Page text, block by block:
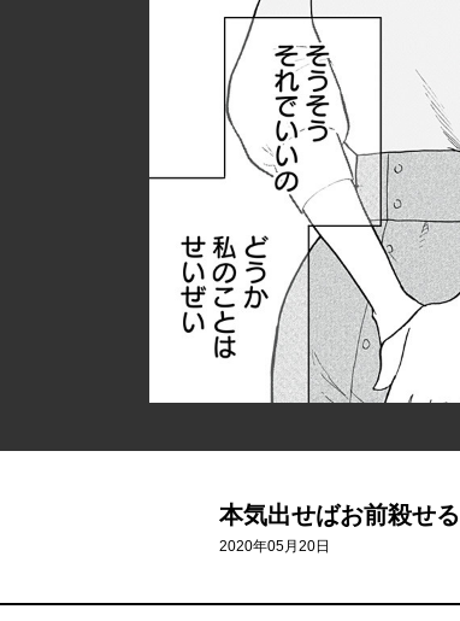
本気出せばお前殺せ
2020年05月20日